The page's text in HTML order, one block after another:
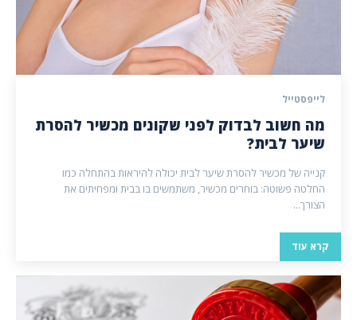
לייפסטייל
מה חשוב לבדוק לפני שקונים מכשיר להסרת
שיער לבית?
קנייה של מכשיר להסרת שיער לבית יכולה להיראות בהתחלה כמו
החלטה פשוטה: בוחרים מכשיר, משתמשים בו בבית ומפחיתים את
הצורך...
קרא עוד